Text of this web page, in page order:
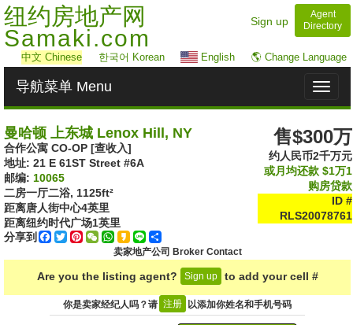
纽约房地产网
Samaki.com
Sign up
Agent
Directory
中文 Chinese 한국어 Korean English 🌎 Change Language
Toggle
导航菜单 Menu
曼哈顿 上东城 Lenox Hill, NY
合作公寓 CO-OP [查收入]
地址: ‎21 E 61ST Street #6A
邮编: 10065
二房一厅二浴, 1125ft²
距离唐人街中心4英里
距离纽约时代广场1英里
分享到
Facebook
TwitterPinterest
WeChat
WhatsApp
Kakao
Line
售$300万
约人民币2千万元
或月均还款 $1万1
购房贷款
ID #
RLS20078761
卖家地产公司 Broker Contact
Are you the listing agent? Sign up to add your cell #
你是卖家经纪人吗？请 注册 以添加你姓名和手机号码